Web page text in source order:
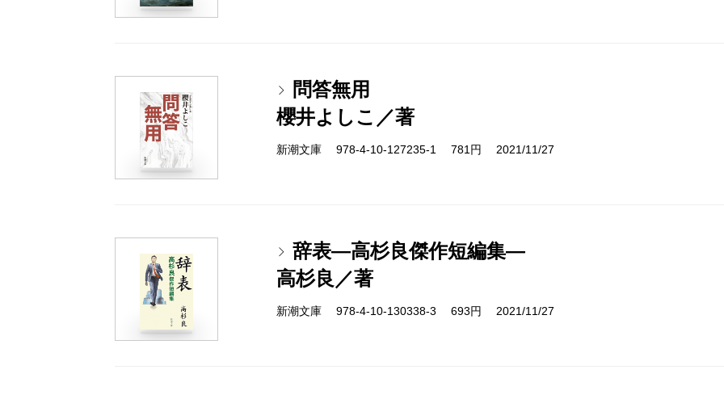
問答無用
櫻井よしこ／著
新潮文庫 978-4-10-127235-1 781円 2021/11/27
辞表―高杉良傑作短編集―
高杉良／著
新潮文庫 978-4-10-130338-3 693円 2021/11/27